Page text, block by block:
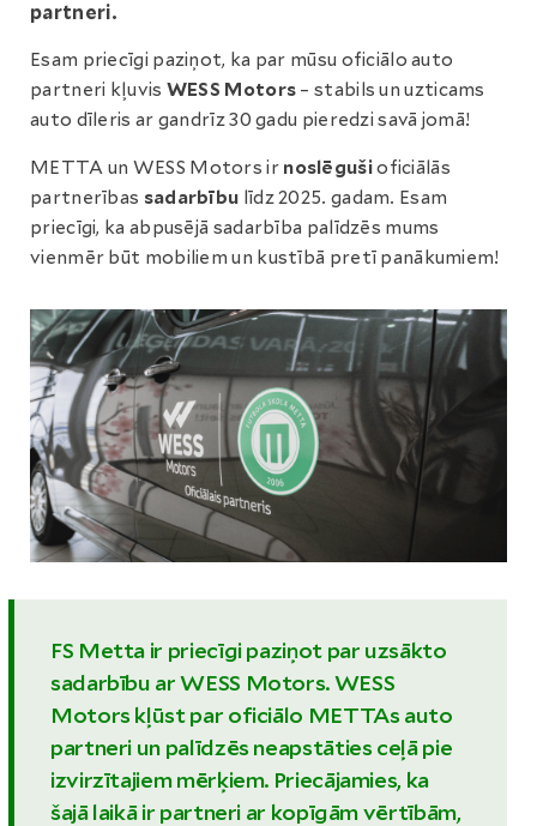
partneri.
Esam priecīgi paziņot, ka par mūsu oficiālo auto
partneri kļuvis WESS Motors – stabils un uzticams
auto dīleris ar gandrīz 30 gadu pieredzi savā jomā!
METTA un WESS Motors ir noslēgušioficiālās
partnerības sadarbību līdz 2025. gadam. Esam
priecīgi, ka abpusējā sadarbība palīdzēs mums
vienmēr būt mobiliem un kustībā pretī panākumiem!
FS Metta ir priecīgi paziņot par uzsākto
sadarbību ar WESS Motors. WESS
Motors kļūst par oficiālo METTAs auto
partneri un palīdzēs neapstāties ceļā pie
izvirzītajiem mērķiem. Priecājamies, ka
šajā laikā ir partneri ar kopīgām vērtībām,